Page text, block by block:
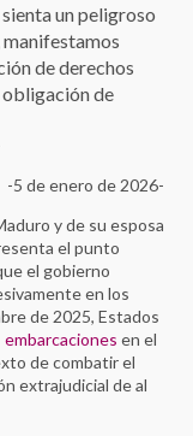
un peligroso
de derechos
obligación de
-5 de enero de 2026-
y de su esposa
el punto
el gobierno
en los
de 2025, Estados
en el
de combatir el
extrajudicial de al